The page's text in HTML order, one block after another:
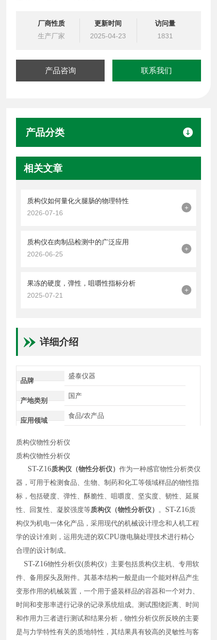
厂商性质
生产厂家
更新时间
2025-04-23
访问量
1831
产品咨询 联系我们
产品分类
相关文章
质构仪如何量化火腿肠的物理特性
2026-07-16
+
质构仪在肉制品检测中的广泛应用
2026-06-25
+
果冻的硬度，弹性，咀嚼性指标分析
2025-07-21
+
详细介绍
品牌
盛泰仪器
产地类别
国产
应用领域
食品/农产品
质构仪物性分析仪
质构仪物性分析仪
ST-Z16质构仪（物性分析仪）作为一种感官物性分析类仪
器，可用于检测食品、生物、制药和化工等领域样品的物性指
标，包括硬度、弹性、酥脆性、咀嚼度、坚实度、韧性、延展
性、回复性、凝胶强度等质构仪（物性分析仪） 。 ST-Z16质
构仪为机电一体化产品，采用现代的机械设计理念和人机工程
学的设计准则，运用先进的双CPU微电脑处理技术进行精心
合理的设计制成。
ST-Z16物性分析仪(质构仪）主要包括质构仪主机、专用软
件、备用探头及附件。其基本结构一般是由一个能对样品产生
变形作用的机械装置，一个用于盛装样品的容器和一个对力、
时间和变形率进行记录的记录系统组成。测试围绕距离、时间
和作用力三者进行测试和结果分析，物性分析仪所反映的主要
是与力学特性有关的质地特性，其结果具有较高的灵敏性与客